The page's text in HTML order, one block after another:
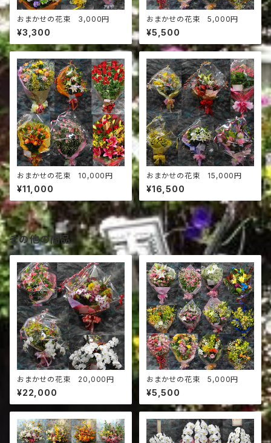
おまかせの花束 3,000円
¥3,300
おまかせの花束 5,000円
¥5,500
おまかせの花束 10,000円
¥11,000
おまかせの花束 15,000円
¥16,500
その他の商品
おまかせの花束 20,000円
¥22,000
おまかせの花束 5,000円
¥5,500